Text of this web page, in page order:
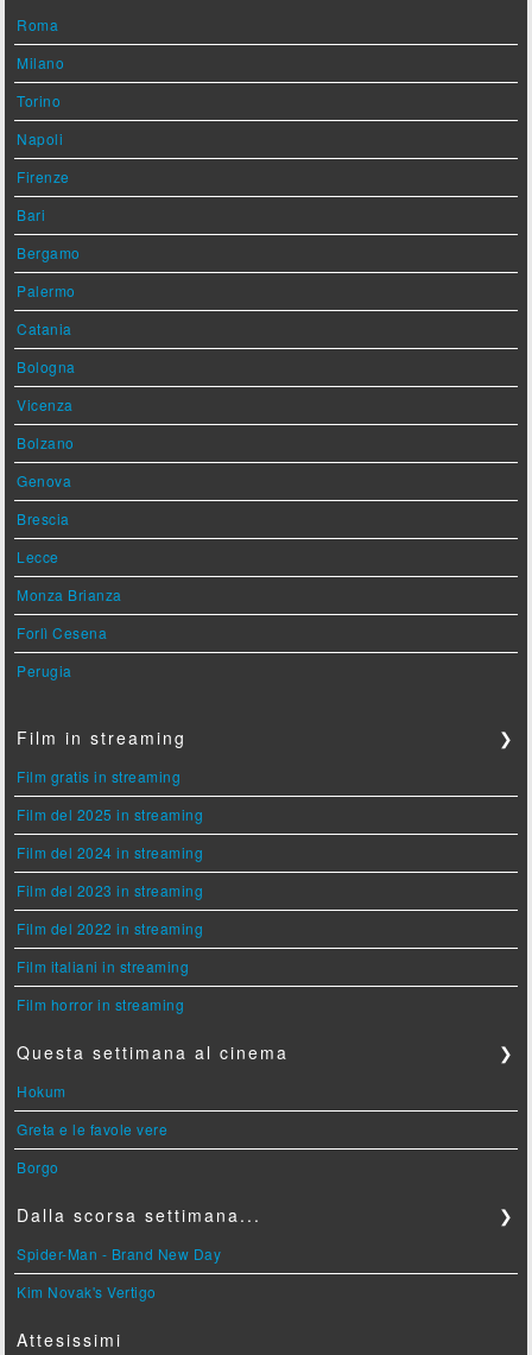
Roma
Milano
Torino
Napoli
Firenze
Bari
Bergamo
Palermo
Catania
Bologna
Vicenza
Bolzano
Genova
Brescia
Lecce
Monza Brianza
Forlì Cesena
Perugia
Film in streaming ❯
Film gratis in streaming
Film del 2025 in streaming
Film del 2024 in streaming
Film del 2023 in streaming
Film del 2022 in streaming
Film italiani in streaming
Film horror in streaming
Questa settimana al cinema ❯
Hokum
Greta e le favole vere
Borgo
Dalla scorsa settimana... ❯
Spider-Man - Brand New Day
Kim Novak's Vertigo
Attesissimi